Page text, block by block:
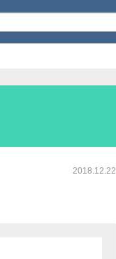
2018.12.22